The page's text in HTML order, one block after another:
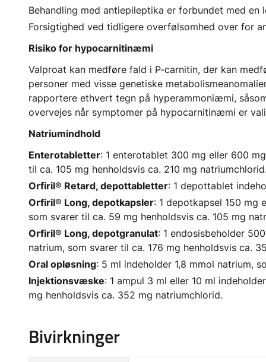
Behandling med antiepileptika er forbundet med
Forsigtighed ved tidligere overfølsomhed over for
Risiko for hypocarnitinæmi
Valproat kan medføre fald i P-carnitin, der kan
personer med visse genetiske
rapportere ethvert tegn på hyperammoniæmi,
overvejes når symptomer på hypocarnitinæmi er
Natriumindhold
Enterotabletter: 1 enterotablet 300 mg eller 600
til ca. 105 mg henholdsvis ca. 210 mg
Orfiril® Retard, depottabletter: 1 depottablet
Orfiril® Long, depotkapsler: 1 depotkapsel 150 mg
som svarer til ca. 59 mg henholdsvis ca. 105 mg
Orfiril® Long, depotgranulat: 1 endosisbeholder
natrium, som svarer til ca. 176 mg henholdsvis ca.
Oral opløsning: 5 ml indeholder 1,8 mmol natrium,
Injektionsvæske: 1 ampul 3 ml eller 10 ml
mg henholdsvis ca. 352 mg natriumchlorid.
Bivirkninger